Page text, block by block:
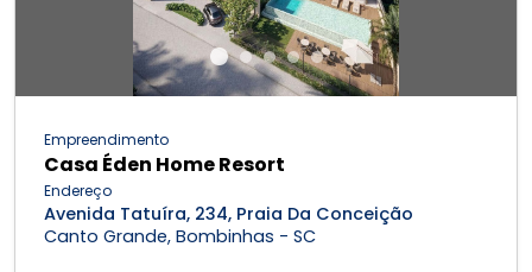
Empreendimento
Casa Éden Home Resort
Endereço
Avenida Tatuíra, 234, Praia Da Conceição
Canto Grande, Bombinhas - SC